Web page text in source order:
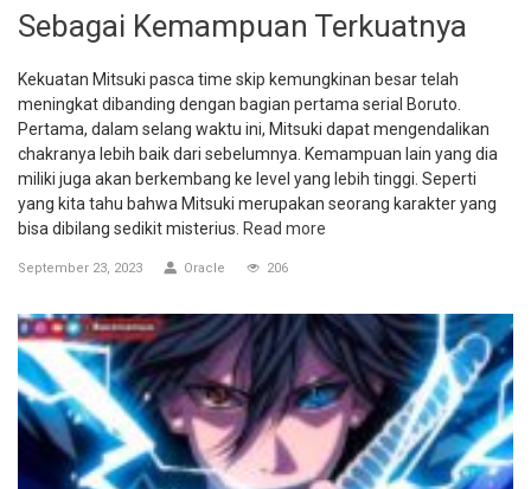
Sebagai Kemampuan Terkuatnya
Kekuatan Mitsuki pasca time skip kemungkinan besar telah
meningkat dibanding dengan bagian pertama serial Boruto.
Pertama, dalam selang waktu ini, Mitsuki dapat mengendalikan
chakranya lebih baik dari sebelumnya. Kemampuan lain yang dia
miliki juga akan berkembang ke level yang lebih tinggi. Seperti
yang kita tahu bahwa Mitsuki merupakan seorang karakter yang
bisa dibilang sedikit misterius. Read more
September 23, 2023 Oracle 206